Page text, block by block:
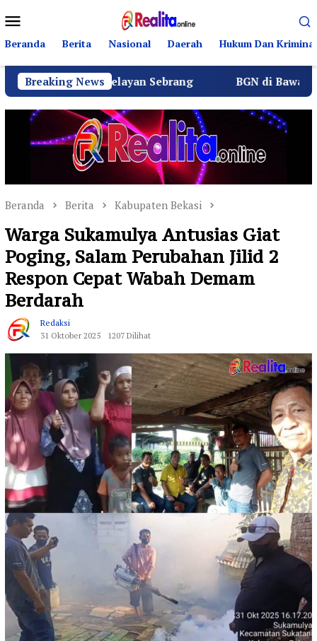
ke
kontenMobile
Beranda Berita Nasional Daerah Hukum Dan Kriminal
Breaking News
Nelayan Sebrang BGN di Bawah Sudaryono
Beranda Berita Kabupaten Bekasi
Warga Sukamulya Antusias Giat
Poging, Salam Perubahan Jilid 2
Respon Cepat Wabah Demam
Berdarah
Redaksi
31 Oktober 2025
1207 Dilihat